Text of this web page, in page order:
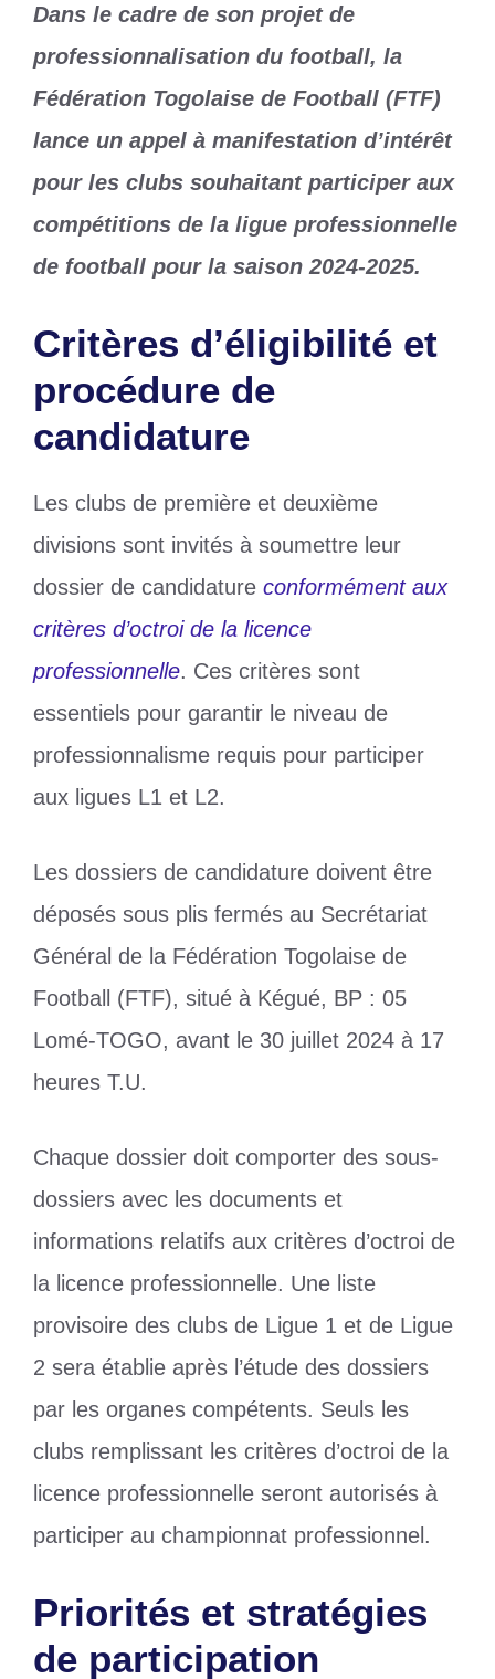
Dans le cadre de son projet de
professionnalisation du football, la
Fédération Togolaise de Football (FTF)
lance un appel à manifestation d’intérêt
pour les clubs souhaitant participer aux
compétitions de la ligue professionnelle
de football pour la saison 2024-2025.
Critères d’éligibilité et
procédure de
candidature
Les clubs de première et deuxième
divisions sont invités à soumettre leur
dossier de candidature conformément aux
critères d’octroi de la licence
professionnelle. Ces critères sont
essentiels pour garantir le niveau de
professionnalisme requis pour participer
aux ligues L1 et L2.
Les dossiers de candidature doivent être
déposés sous plis fermés au Secrétariat
Général de la Fédération Togolaise de
Football (FTF), situé à Kégué, BP : 05
Lomé-TOGO, avant le 30 juillet 2024 à 17
heures T.U.
Chaque dossier doit comporter des sous-
dossiers avec les documents et
informations relatifs aux critères d’octroi de
la licence professionnelle. Une liste
provisoire des clubs de Ligue 1 et de Ligue
2 sera établie après l’étude des dossiers
par les organes compétents. Seuls les
clubs remplissant les critères d’octroi de la
licence professionnelle seront autorisés à
participer au championnat professionnel.
Priorités et stratégies
de participation